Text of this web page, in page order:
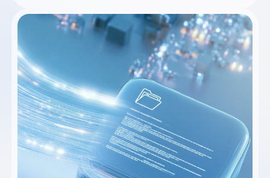
резервное копирование
исследование
PaaS
IaaS